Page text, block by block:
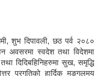
शुभ दिपावली, छठ पर्व २०८०
अवसरमा स्वदेश तथा विदेशमा
दिदिबहिनिहरुमा सुख, समृद्धि
प्रगतिको हार्दिक मङ्गलमय